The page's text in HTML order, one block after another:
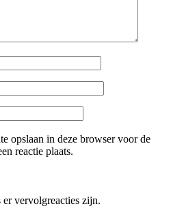
opslaan in deze browser voor de
reactie plaats.
vervolgreacties zijn.